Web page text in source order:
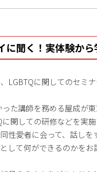
に聞く！実体験か
LGBTQに関してのセミナ
た講師を務める屋成が
関しての研修などを実
性愛者に会って、話し
して何ができるのかをお